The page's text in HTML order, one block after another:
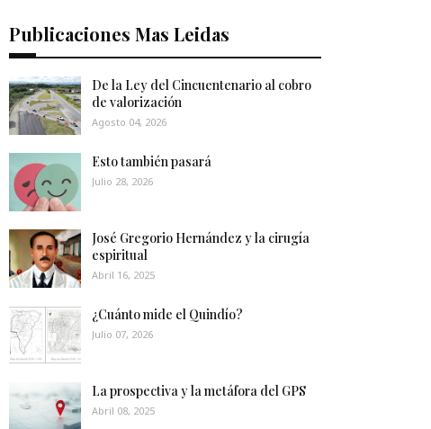
Publicaciones Mas Leidas
De la Ley del Cincuentenario al cobro
de valorización
Agosto 04, 2026
Esto también pasará
Julio 28, 2026
José Gregorio Hernández y la cirugía
espiritual
Abril 16, 2025
¿Cuánto mide el Quindío?
Julio 07, 2026
La prospectiva y la metáfora del GPS
Abril 08, 2025